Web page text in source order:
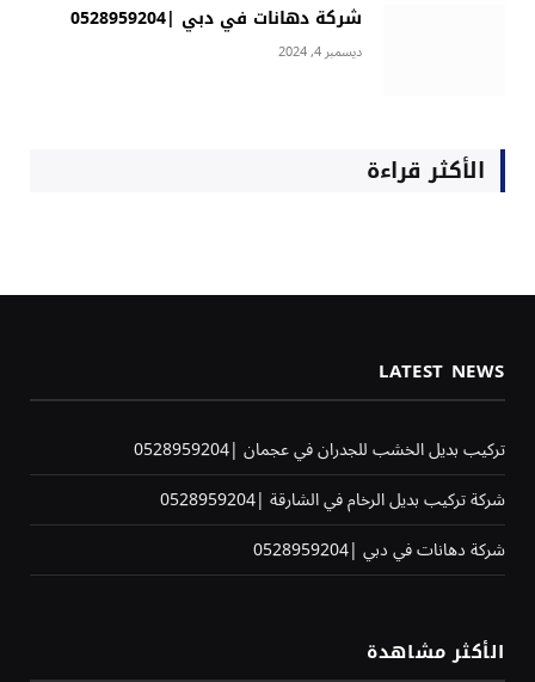
شركة دهانات في دبي |0528959204
ديسمبر 4, 2024
الأكثر قراءة
LATEST NEWS
تركيب بديل الخشب للجدران في عجمان |0528959204
شركة تركيب بديل الرخام في الشارقة |0528959204
شركة دهانات في دبي |0528959204
الأكثر مشاهدة